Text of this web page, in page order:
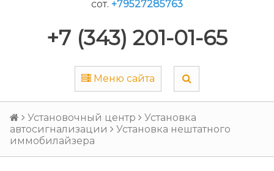
сот. +79527285763
+7 (343) 201-01-65
Меню сайта
Установочный центр
Установка
автосигнализации
Установка нештатного
иммобилайзера